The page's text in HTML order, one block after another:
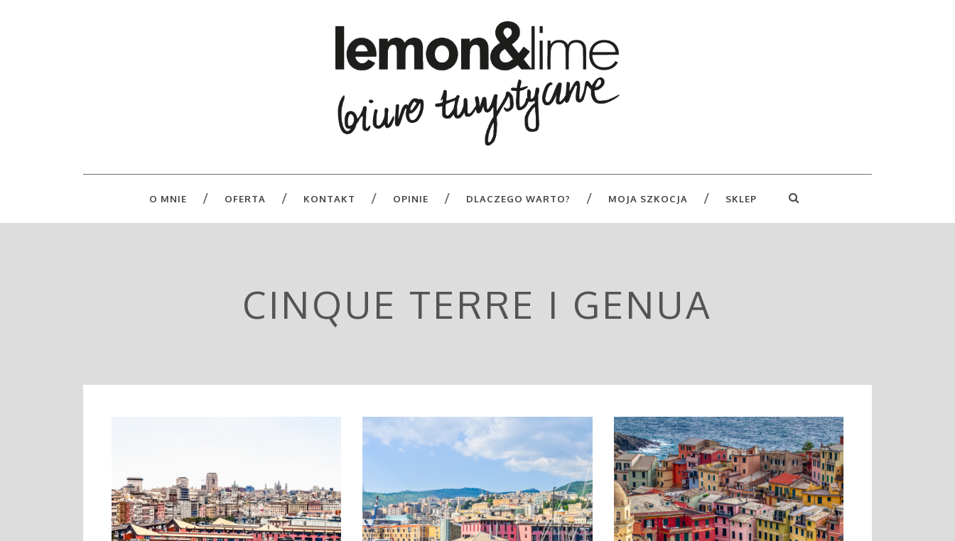
O MNIE OFERTA KONTAKT OPINIE DLACZEGO WARTO? MOJA SZKOCJA SKLEP
CINQUE TERRE I GENUA